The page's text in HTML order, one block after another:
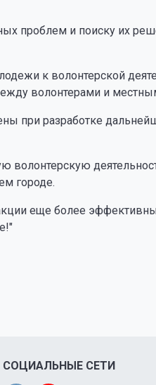
проблем и поиску их
к волонтерской
волонтерами и
при разработке
городе.
еще более
СОЦИАЛЬНЫЕ СЕТИ